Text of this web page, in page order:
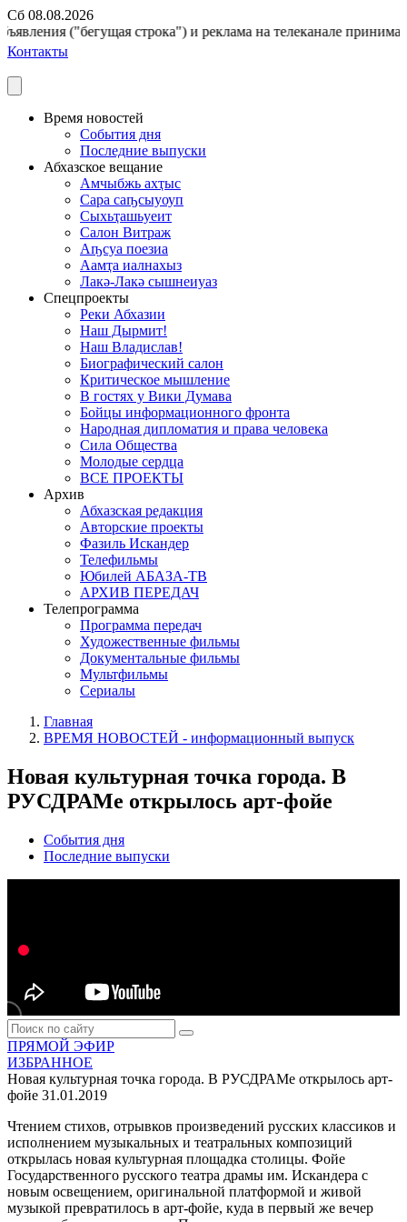
Сб 08.08.2026
("бегущая строка") и реклама на телеканале
Контакты
Время новостей
События дня
Последние выпуски
Абхазское вещание
Амчыбжь ахҭыс
Сара саҧсыуоуп
Сыхьҭашьуеит
Салон Витраж
Аҧсуа поезиа
Аамҭа иалнахыз
Лакә-Лакә сышнеиуаз
Спецпроекты
Реки Абхазии
Наш Дырмит!
Наш Владислав!
Биографический салон
Критическое мышление
В гостях у Вики Думава
Бойцы информационного фронта
Народная дипломатия и права человека
Сила Общества
Молодые сердца
ВСЕ ПРОЕКТЫ
Архив
Абхазская редакция
Авторские проекты
Фазиль Искандер
Телефильмы
Юбилей АБАЗА-ТВ
АРХИВ ПЕРЕДАЧ
Телепрограмма
Программа передач
Художественные фильмы
Документальные фильмы
Мультфильмы
Сериалы
Главная
ВРЕМЯ НОВОСТЕЙ - информационный выпуск
Новая культурная точка города. В
РУСДРАМе открылось арт-фойе
События дня
Последние выпуски
ПРЯМОЙ ЭФИР
ИЗБРАННОЕ
Новая культурная точка города. В РУСДРАМе открылось арт-
фойе 31.01.2019
Чтением стихов, отрывков произведений русских классиков и
исполнением музыкальных и театральных композиций
открылась новая культурная площадка столицы. Фойе
Государственного русского театра драмы им. Искандера с
новым освещением, оригинальной платформой и живой
музыкой превратилось в арт-фойе, куда в первый же вечер